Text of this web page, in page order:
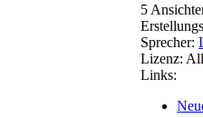
5
Sprecher:
Lizenz:
Links: